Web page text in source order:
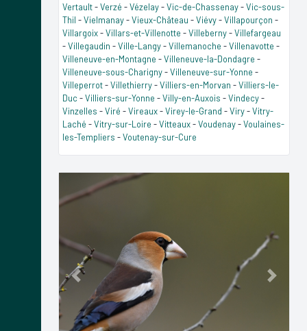
Vertault-Verzé -Vézelay-Vic-de-Chassenay-Vic-sous-
Thil -Vielmanay-Vieux-Château -Viévy-Villapourçon -
Villargoix-Villars-et-Villenotte -Villeberny-Villefargeau
-Villegaudin -Ville-Langy-Villemanoche -Villenavotte -
Villeneuve-en-Montagne -Villeneuve-la-Dondagre -
Villeneuve-sous-Charigny-Villeneuve-sur-Yonne -
Villeperrot-Villethierry-Villiers-en-Morvan -Villiers-le-
Duc -Villiers-sur-Yonne -Villy-en-Auxois -Vindecy-
Vinzelles -Viré -Vireaux-Virey-le-Grand -Viry-Vitry-
Laché -Vitry-sur-Loire -Vitteaux-Voudenay-Voulaines-
les-Templiers -Voutenay-sur-Cure
Previous Next